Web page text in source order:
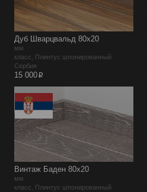
Дуб Шварцвальд 80х20
мм
класс, Плинтус шпонированный
Сербия
15 000p
Винтаж Баден 80х20
мм
класс, Плинтус шпонированный